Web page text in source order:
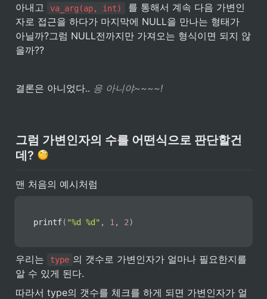
아내고
va_arg(ap, int)
를 통해서 계속 다음 가변인
자로 접근을 하다가 마지막에 NULL을 만나는 형태가
아닐까?그럼 NULL전까지만 가져오는 형식이면 되지 않
을까??
결론은 아니었다.. 응 아니야~~~~!
그럼 가변인자의 수를 어떤식으로 판단할건
데?
맨 처음의 예시처럼
printf( "%d %d" , 1 , 2)
우리는 type 의 갯수로 가변인자가 얼마나 필요한지를
알 수 있게 된다.
따라서 type의 갯수를 체크를 하게 되면 가변인자가 얼